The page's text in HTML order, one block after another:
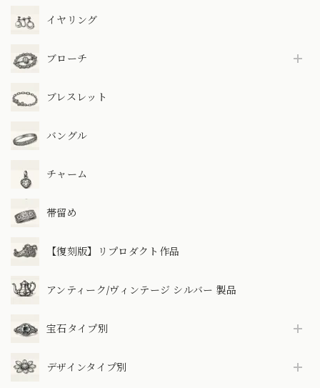
イヤリング
ブローチ
ブレスレット
バングル
チャーム
帯留め
【復刻版】リプロダクト作品
アンティーク/ヴィンテージ シルバー 製品
宝石タイプ別
デザインタイプ別